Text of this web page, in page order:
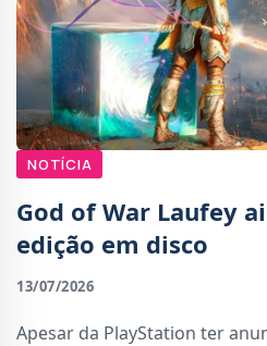
NOTÍCIA
God of War Laufey
edição em disco
13/07/2026
Apesar da PlayStation ter